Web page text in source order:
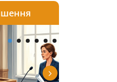
2026-08-05
2026-08-04
2026-06-08